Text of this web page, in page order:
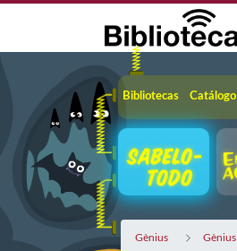
Navegación
Bibliotecas Catálogo
Gènius Gènius